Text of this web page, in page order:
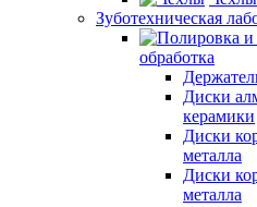
Зуботехническая
обработка
Диски
керамики
Диски
металла
Диски
металла